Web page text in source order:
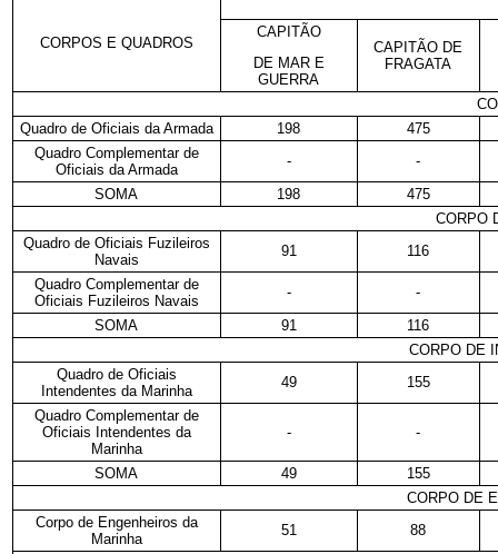
CORPOS E QUADROS
CAPITÃO
DE MAR E
GUERRA
CAPITÃO DE
FRAGATA
Quadro de Oficiais da Armada
198
475
Quadro Complementar de
Oficiais da Armada
-
-
SOMA
198
475
CORPO
Quadro de Oficiais Fuzileiros
Navais
91
116
Quadro Complementar de
Oficiais Fuzileiros Navais
-
-
SOMA
91
116
CORPO DE
Quadro de Oficiais
Intendentes da Marinha
49
155
Quadro Complementar de
Oficiais Intendentes da
Marinha
- -
SOMA 49
155
CORPO DE
Corpo de Engenheiros da
Marinha
51
88